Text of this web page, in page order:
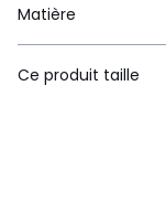
Matière
Ce produit taille